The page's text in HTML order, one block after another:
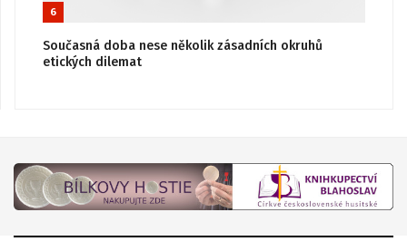
6
Současná doba nese několik zásadních okruhů
etických dilemat